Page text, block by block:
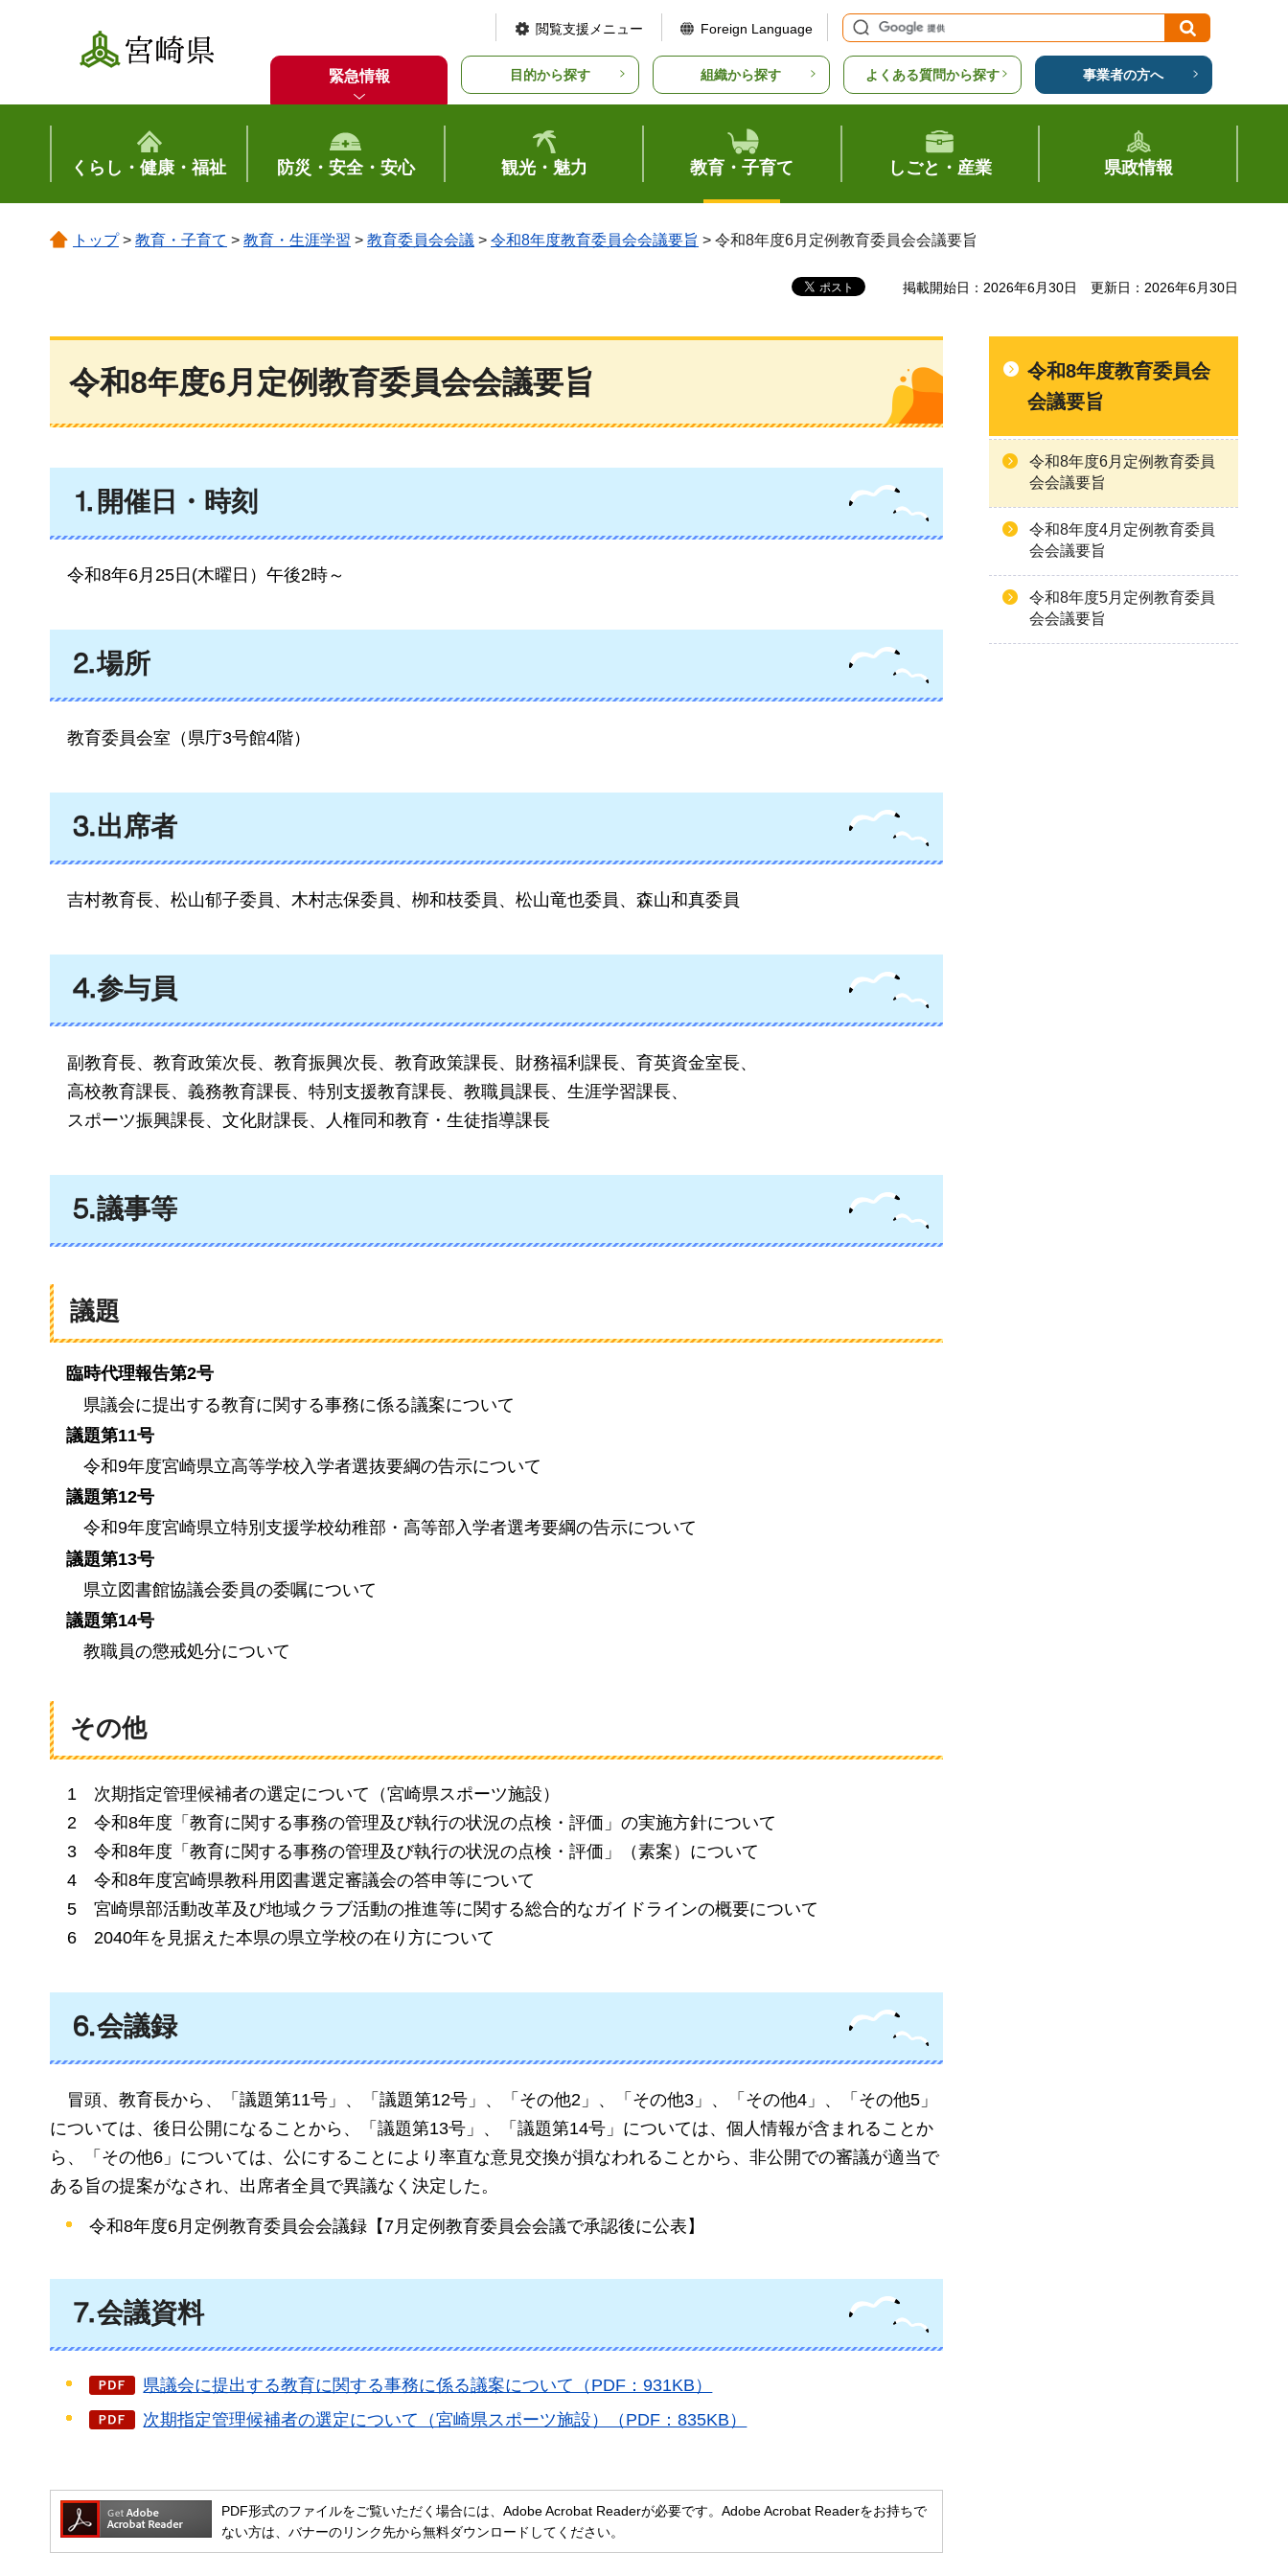
宮崎県
閲覧支援メニュー Foreign Language
緊急情報 目的から探す 組織から探す よくある質問から探す 事業者の方へ
くらし・健康・福祉 防災・安全・安心 観光・魅力 教育・子育て しごと・産業 県政情報
トップ> 教育・子育て > 教育・生涯学習 > 教育委員会会議 > 令和8年度教育委員会会議要旨 > 令和8年度6月定例教育委員会会議要旨
掲載開始日：2026年6月30日 更新日：2026年6月30日
令和8年度6月定例教育委員会会議要旨
⒈開催日・時刻
令和8年6月25日(木曜日）午後2時～
⒉場所
教育委員会室 （県庁3号館4階）
⒊出席者
吉村教育長、 松山郁子委員、木村志保委員、栁和枝委員、松山竜也委員、森山和真委員
⒋参与員
副教育長、教育政策次長、教育振興次長、 教育政策課長、財務福利課長、育英資金室長、
高校教育課長、義務教育課長、特別支援教育課長、教職員課長、生涯学習課長、
スポーツ振興課長、文化財課長、人権同和教育・生徒指導課長
⒌議事等
議題
臨時代理報告第2号
県議会に提出する教育に関する事務に係る議案について
議題第11号
令和9年度宮崎県立高等学校入学者選抜要綱の告示について
議題第12号
令和9年度宮崎県立特別支援学校幼稚部・高等部入学者選考要綱の告示について
議題第13号
県立図書館協議会委員の委嘱について
議題第14号
教職員の懲戒処分について
その他
1
次期指定管理候補者の選定について（宮崎県スポーツ施設）
2
令和8年度「教育に関する事務の管理及び執行の状況の点検・評価」の実施方針について
3
令和8年度「教育に関する事務の管理及び執行の状況の点検・評価」（素案）について
4
令和8年度宮崎県教科用図書選定審議会の答申等について
5
宮崎県部活動改革及び地域クラブ活動の推進等に関する総合的なガイドラインの概要について
6
2040年を見据えた本県の県立学校の在り方について
⒍会議録
冒頭、 教育長から、「議題第11号」、「議題第12号」、「その他2」、「その他3」、「その他4」、「その他5」
については、後日公開になることから、「議題第13号」、「議題第14号」については、個人情報が含まれることか
ら、「その他6」については、公にすることにより率直な意見交換が損なわれることから、非公開での審議が適当で
ある旨の提案がなされ、出席者全員で異議なく決定した。
令和8年度6月定例教育委員会会議録【7月定例教育委員会会議で承認後に公表】
⒎会議資料
県議会に提出する教育に関する事務に係る議案について（PDF：931KB）
次期指定管理候補者の選定について（宮崎県スポーツ施設）（PDF：835KB）
PDF形式のファイルをご覧いただく場合には、Adobe Acrobat Readerが必要です。Adobe Acrobat Readerをお持ちで
ない方は、バナーのリンク先から無料ダウンロードしてください。
令和8年度教育委員会
会議要旨
令和8年度6月定例教育委員
会会議要旨
令和8年度4月定例教育委員
会会議要旨
令和8年度5月定例教育委員
会会議要旨